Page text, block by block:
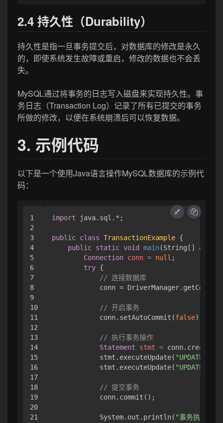
2.4 持久性（Durability）
持久性是指一旦事务提交后，对数据库的修改是永久
的，即使系统发生故障或重启，修改的数据也不会丢
失。
MySQL通过将事务的日志写入磁盘来实现持久性。事
务日志（Transaction Log）记录了所有已提交的事务
所做的修改，以便在系统崩溃后可以恢复数据。
3. 示例代码
以下是一个使用Java语言操作MySQL数据库的示例代
码：
1
2
3
4
5
6
7
8
9
10
11
12
13
14
15
16
17
18
19
20
21
import java.sql.*;
public class TransactionExample {
public static void main(String[] args)
Connection conn = null ;
try {
// 连接数据库
conn =
// 开启事务
            conn.setAutoCommit(
false);
// 执行事务操作
Statement
stmt =
            stmt.executeUpdate(
"UPDATE
            stmt.executeUpdate(
"UPDATE
// 提交事务
            conn.commit();
            System.out.println(
"事务执行成